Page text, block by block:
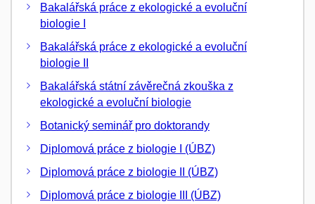
Bakalářská práce z ekologické a evoluční
biologie I
Bakalářská práce z ekologické a evoluční
biologie II
Bakalářská státní závěrečná zkouška z
ekologické a evoluční biologie
Botanický seminář pro doktorandy
Diplomová práce z biologie I (ÚBZ)
Diplomová práce z biologie II (ÚBZ)
Diplomová práce z biologie III (ÚBZ)